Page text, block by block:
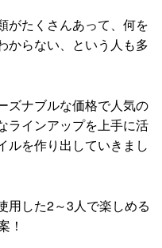
がたくさんあって、何を
からない、という人も多
ズナブルな価格で人気の
ラインアップを上手に活
ルを作り出していきまし
用した2～3人で楽しめる
！